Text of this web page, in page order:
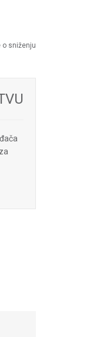
o sniženju